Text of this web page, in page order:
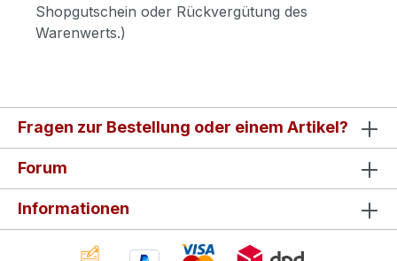
Shopgutschein oder Rückvergütung des
Warenwerts.)
Fragen zur Bestellung oder einem Artikel?
Forum
Informationen